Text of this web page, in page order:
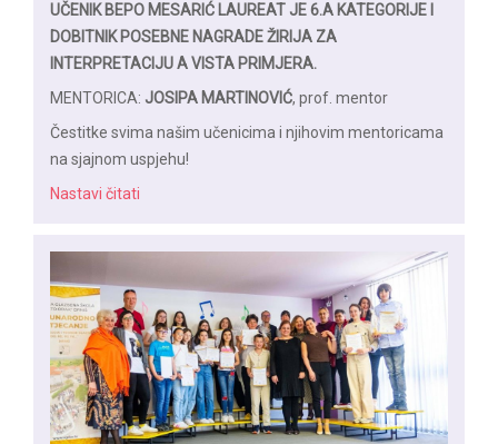
UČENIK BEPO MESARIĆ LAUREAT JE 6.A KATEGORIJE I
DOBITNIK POSEBNE NAGRADE ŽIRIJA ZA
INTERPRETACIJU A VISTA PRIMJERA.
MENTORICA: JOSIPA MARTINOVIĆ, prof. mentor
Čestitke svima našim učenicima i njihovim mentoricama
na sjajnom uspjehu!
Nastavi čitati